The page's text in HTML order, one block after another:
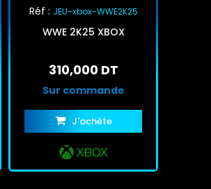
Réf : JEU-xbox-WWE2K25
WWE 2K25 XBOX
310,000 DT
Sur commande
J'achète